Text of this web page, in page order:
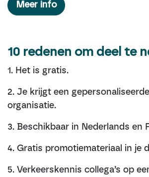
Meer info
10 redenen om deel te
1. Het is gratis.
2. Je krijgt een
organisatie.
3. Beschikbaar in Nederlands en
4. Gratis promotiemateriaal in je
5. Verkeerskennis collega’s op